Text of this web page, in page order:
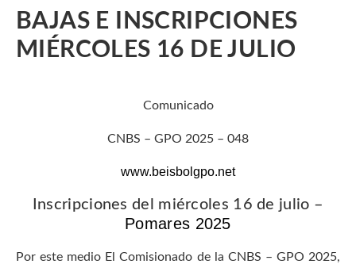
BAJAS E INSCRIPCIONES
MIÉRCOLES 16 DE JULIO
Comunicado
CNBS – GPO 2025 – 048
www.beisbolgpo.net
Inscripciones del miércoles 16 de julio –
Pomares 2025
Por este medio El Comisionado de la CNBS – GPO 2025,